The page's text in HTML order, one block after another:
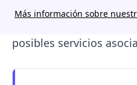
Más información sobre
solo en la compañía,
posibles servicios